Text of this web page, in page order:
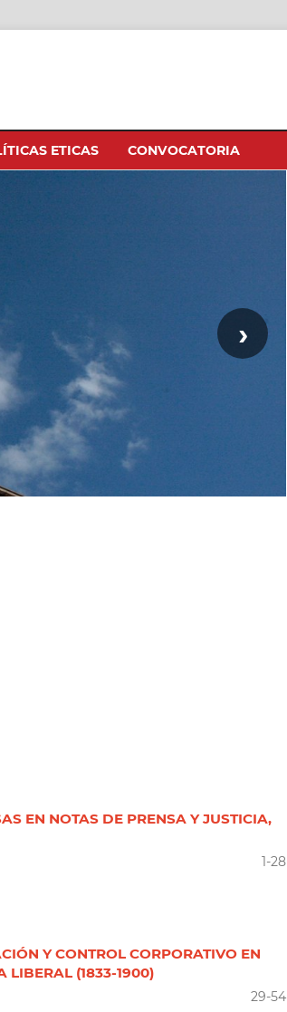
ETICAS CONVOCATORIA
›
EN NOTAS DE PRENSA Y JUSTICIA,
1-28
Y CONTROL CORPORATIVO EN
LIBERAL (1833-1900)
29-54